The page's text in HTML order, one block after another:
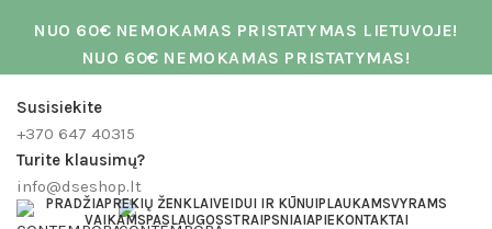
NUO 60€ NEMOKAMAS PRISTATYMAS LIETUVOJE!
NUO 60€ NEMOKAMAS PRISTATYMAS!
Susisiekite
+370 647 40315
Turite klausimų?
info@dseshop.lt
PRADŽIAPREKIŲ ŽENKLAIVEIDUI IR KŪNUIPLAUKAMSVYRAMS
VAIKAMSPASLAUGOSSTRAIPSNIAIAPIEKONTAKTAI